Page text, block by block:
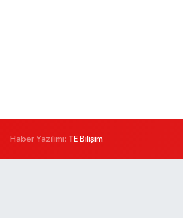
Haber Yazılımı: TE Bilişim